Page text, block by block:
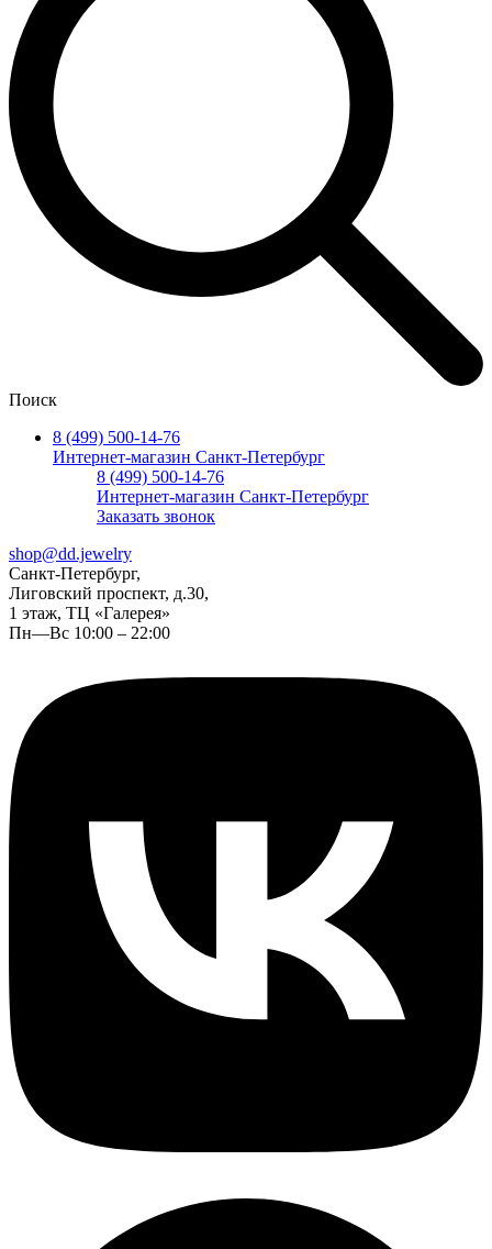
Поиск
8 (499) 500-14-76
Интернет-магазин Санкт-Петербург
8 (499) 500-14-76
Интернет-магазин Санкт-Петербург
Заказать звонок
shop@dd.jewelry
Санкт-Петербург,
Лиговский проспект, д.30,
1 этаж, ТЦ «Галерея»
Пн—Вс 10:00 – 22:00